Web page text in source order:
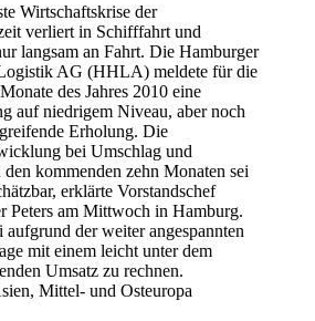
Wirtschaftskrise der
verliert in Schifffahrt und
langsam an Fahrt. Die Hamburger
AG (HHLA) meldete für die
des Jahres 2010 eine
auf niedrigem Niveau, aber noch
Erholung. Die
bei Umschlag und
kommenden zehn Monaten sei
erklärte Vorstandschef
Peters am Mittwoch in Hamburg.
aufgrund der weiter angespannten
mit einem leicht unter dem
Umsatz zu rechnen.
Mittel- und Osteuropa